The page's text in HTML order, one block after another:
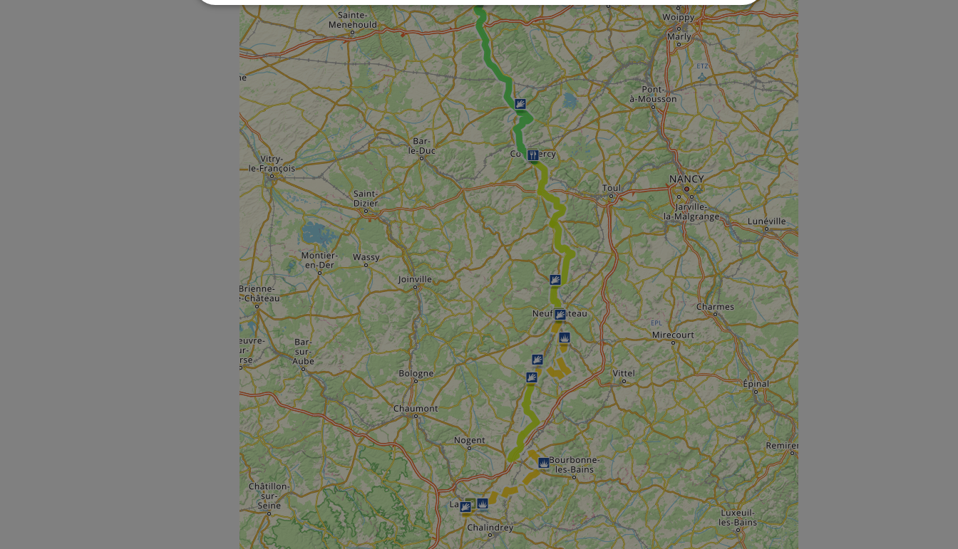
Strictement
nécessaires
Performance Ciblage Fonctionnalité Non classifiés
Strictement nécessaires Performance Ciblage Fonctionnalité Non classifiés
Les cookies strictement nécessaires habilitent des fonctionnalités de base du site Web telles que la connexion des utilisateurs et
la gestion des comptes. Le site Web ne peut pas être utilisé correctement sans les cookies strictement nécessaires.
Nom
Fournisseur /
Domaine
Expiration Description
csrftoken .instagram.com
1 an 1
mois
This cookie is associated with the Django web development
platform for Python. It is designed to help protect a site against
at particular type of software attack on web forms.
cf_chl_rc_i
Cloudflare, Inc.
gleam.io
59
minutes
42
secondes
This cookie is associated with Cloudflare's challenge-response
tests, which are used to ensure that the website's traffic is
legitimate and not coming from automated bots. It is part of
Cloudflare's security features.
__cf_bm
Cloudflare Inc.
.vimeo.com
29
minutes
50
secondes
This cookie is used to distinguish between humans and bots.
This is beneficial for the website, in order to make valid reports
on the use of their website.
__cf_bm
Cloudflare Inc.
.gleam.io
29
minutes
44
secondes
This cookie is used to distinguish between humans and bots.
This is beneficial for the website, in order to make valid reports
on the use of their website.
AWSALBCORS
Amazon.com Inc.
analytics.sitewit.com
1 semaine
For continued stickiness support with CORS use cases after the
Chromium update, we are creating additional stickiness cookies
for each of these duration-based stickiness features named
AWSALBCORS (ALB).
ASP.NET_SessionId
Microsoft
Corporation
analytics.sitewit.com
Session
General purpose platform session cookie, used by sites written
with Miscrosoft .NET based technologies. Usually used to
maintain an anonymised user session by the server.
li_gc
LinkedIn
Corporation
.linkedin.com
5 mois 4
semaines
Utilisé pour stocker le consentement des clients à l'utilisation de
cookies à des fins non essentielles
CookieScriptConsent
CookieScript
11 mois 4
semaines
Ce cookie est utilisé par le service Cookie-Script.com pour
mémoriser les préférences de consentement des visiteurs en
Politique de confidentialité de Google